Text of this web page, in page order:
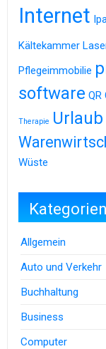
Internet
Kältekammer
Pflegeimmobilie
software QR
Therapie Urlaub
Wüste
Kategorien
Allgemein
Auto und Verkehr
Buchhaltung
Business
Computer